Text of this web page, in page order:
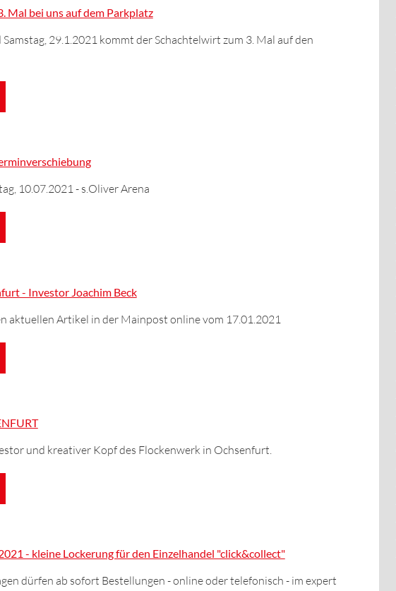
Mal bei uns auf dem Parkplatz
Samstag, 29.1.2021 kommt der Schachtelwirt zum 3. Mal auf den
10.07.2021 - s.Oliver Arena
- Investor Joachim Beck
aktuellen Artikel in der Mainpost online vom 17.01.2021
und kreativer Kopf des Flockenwerk in Ochsenfurt.
- kleine Lockerung für den Einzelhandel "click&collect"
dürfen ab sofort Bestellungen - online oder telefonisch - im expert